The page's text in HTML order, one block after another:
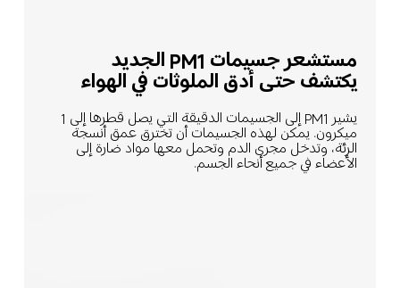
مستشعر جسيمات PM1 الجديد
يكتشف حتى أدق الملوثات في الهواء
ميكرون. يمكن لهذه الجسيمات أن تخترق عمق أنسجة
الرئة، وتدخل مجرى الدم وتحمل معها مواد ضارة إلى
الأعضاء في جميع أنحاء الجسم.